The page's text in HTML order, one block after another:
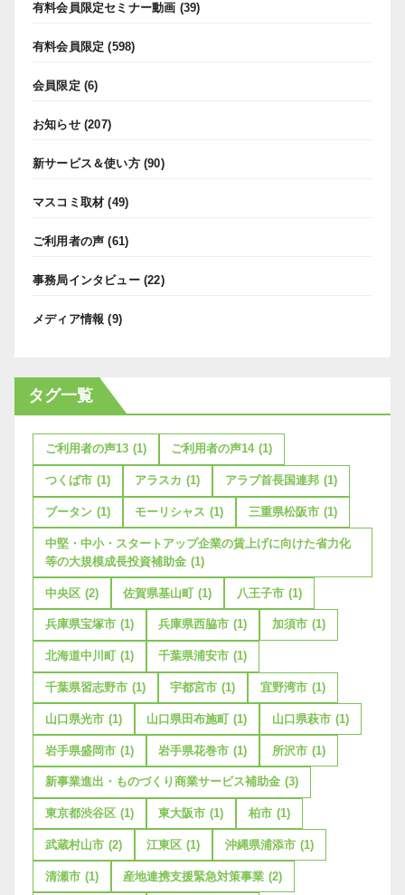
有料会員限定セミナー動画 (39)
有料会員限定 (598)
会員限定 (6)
お知らせ(207)
新サービス＆使い方(90)
マスコミ取材 (49)
ご利用者の声 (61)
事務局インタビュー(22)
メディア情報 (9)
タグ一覧
ご利用者の声13 (1) ご利用者の声14 (1)
つくば市 (1) アラスカ (1) アラブ首長国連邦 (1)
ブータン (1) モーリシャス (1) 三重県松阪市 (1)
中堅・中小・スタートアップ企業の賃上げに向けた省力化
等の大規模成長投資補助金 (1)
中央区 (2) 佐賀県基山町 (1) 八王子市 (1)
兵庫県宝塚市 (1) 兵庫県西脇市 (1) 加須市 (1)
北海道中川町 (1) 千葉県浦安市 (1)
千葉県習志野市 (1) 宇都宮市 (1) 宜野湾市 (1)
山口県光市 (1) 山口県田布施町 (1) 山口県萩市 (1)
岩手県盛岡市 (1) 岩手県花巻市 (1) 所沢市 (1)
新事業進出・ものづくり商業サービス補助金 (3)
東京都渋谷区 (1) 東大阪市 (1) 柏市 (1)
武蔵村山市 (2) 江東区 (1) 沖縄県浦添市 (1)
清瀬市 (1) 産地連携支援緊急対策事業 (2)